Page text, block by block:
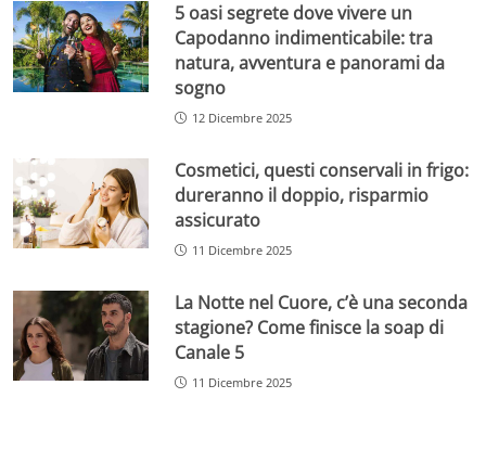
5 oasi segrete dove vivere un
Capodanno indimenticabile: tra
natura, avventura e panorami da
sogno
12 Dicembre 2025
Cosmetici, questi conservali in frigo:
dureranno il doppio, risparmio
assicurato
11 Dicembre 2025
La Notte nel Cuore, c’è una seconda
stagione? Come finisce la soap di
Canale 5
11 Dicembre 2025